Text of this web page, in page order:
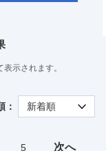
示されます。
：
5 次へ